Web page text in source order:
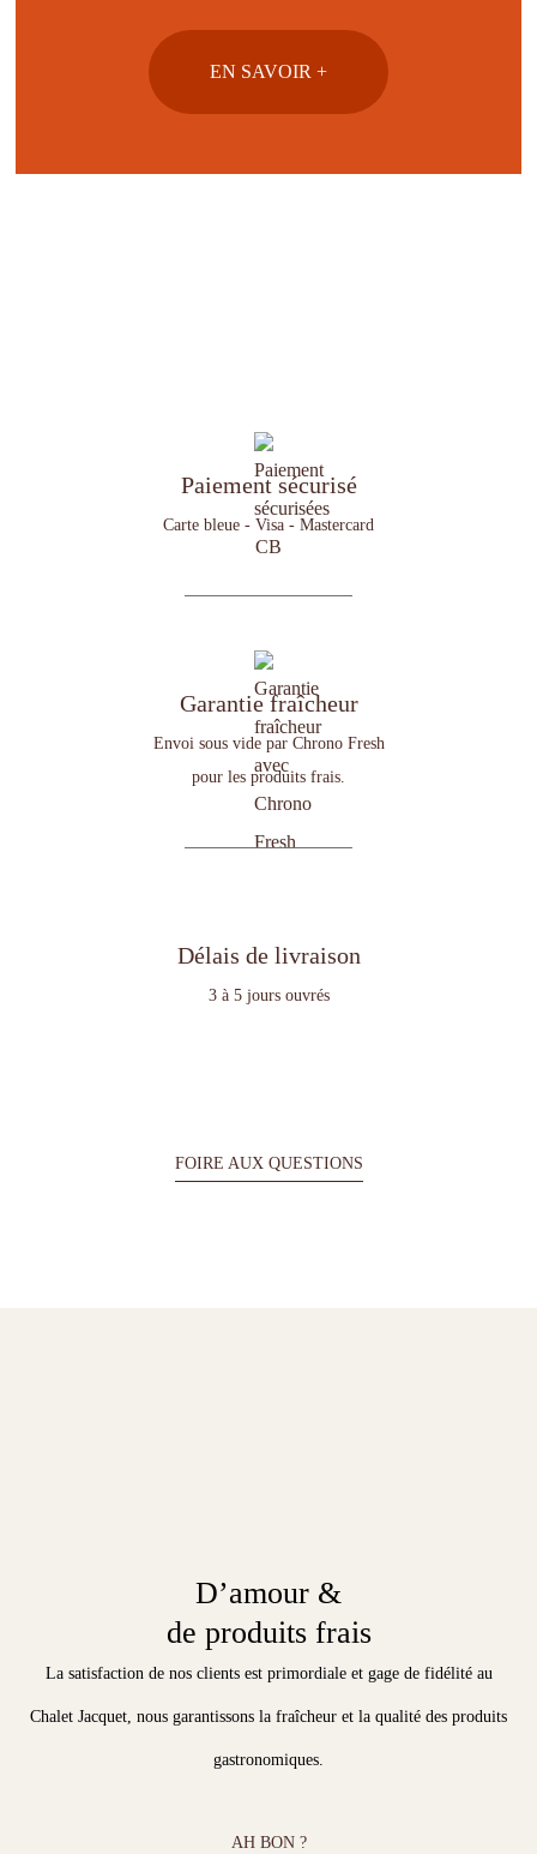
EN SAVOIR +
Paiement sécurisé
Carte bleue - Visa - Mastercard
Garantie fraîcheur
Envoi sous vide par Chrono Fresh
pour les produits frais.
Délais de livraison
3 à 5 jours ouvrés
FOIRE AUX QUESTIONS
D’amour &
de produits frais
La satisfaction de nos clients est primordiale et gage de fidélité au
Chalet Jacquet, nous garantissons la fraîcheur et la qualité des produits
gastronomiques.
AH BON ?